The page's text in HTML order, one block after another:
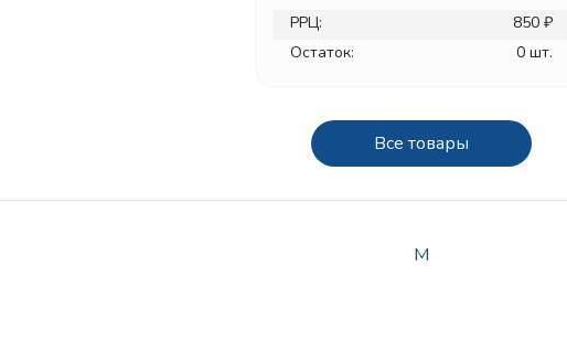
РРЦ:
850 ₽
Остаток:
0 шт.
Все товары
M